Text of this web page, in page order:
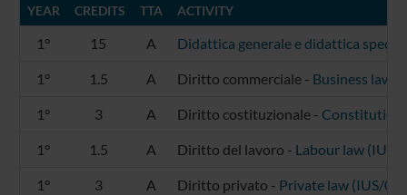
YEAR
CREDITS TTA ACTIVITY
1° 15 A Didattica generale e didattica
1° 1.5 A Diritto commerciale - Business law
1° 3 A Diritto costituzionale -
1° 1.5 A Diritto del lavoro - Labour law (IUS/
1° 3 A Diritto privato - Private law (IUS/01)